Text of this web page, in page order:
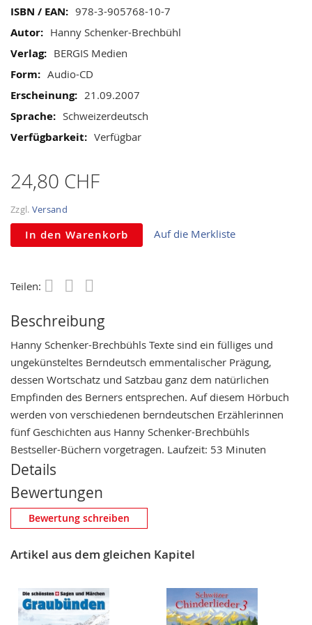
Mehr
Informationen
978-3-905768-10-7
Hanny Schenker-Brechbühl
BERGIS Medien
Audio-CD
21.09.2007
Schweizerdeutsch
Verfügbar
24,80 CHF
Zzgl. Versand
In den Warenkorb Auf die Merkliste
Teilen:
Beschreibung
Hanny Schenker-Brechbühls Texte sind ein fülliges und
ungekünsteltes Berndeutsch emmentalischer Prägung,
dessen Wortschatz und Satzbau ganz dem natürlichen
Empfinden des Berners entsprechen. Auf diesem Hörbuch
werden von verschiedenen berndeutschen Erzählerinnen
fünf Geschichten aus Hanny Schenker-Brechbühls
Bestseller-Büchern vorgetragen. Laufzeit: 53 Minuten
Details
Bewertungen
Eigene Bewertung schreiben
Nickname
Zusammenfassung
Bewertung schreiben
Artikel aus dem gleichen Kapitel